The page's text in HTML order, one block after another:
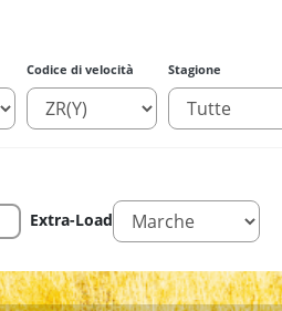
Extra-Load
Codice di velocità Stagione